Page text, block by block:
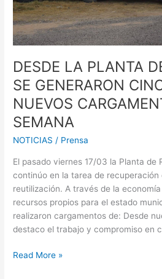
DESDE LA PLANTA
SE GENERARON
NUEVOS
SEMANA
NOTICIAS / Prensa
El pasado viernes 17/03 la Planta de
continúo en la tarea de recuperación
reutilización. A través de la
recursos propios para el estado
realizaron cargamentos de: Desde
destaco el trabajo y compromiso en
GENERARON
CINCO
(5)
NUEVOS
CARGAMENTOS
SEMANA
Read More »